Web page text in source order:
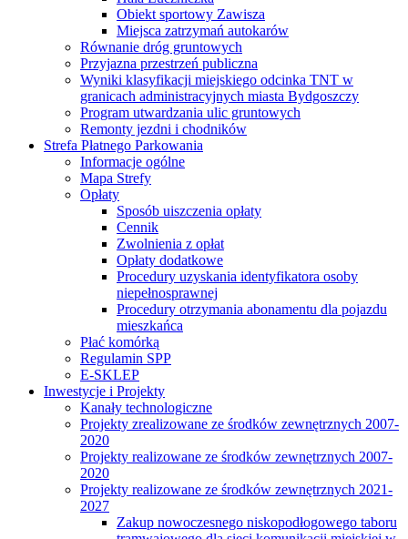
Obiekt sportowy Zawisza
Miejsca zatrzymań autokarów
Równanie dróg gruntowych
Przyjazna przestrzeń publiczna
Wyniki klasyfikacji miejskiego odcinka TNT w
granicach administracyjnych miasta Bydgoszczy
Program utwardzania ulic gruntowych
Remonty jezdni i chodników
Strefa Płatnego Parkowania
Informacje ogólne
Mapa Strefy
Opłaty
Sposób uiszczenia opłaty
Cennik
Zwolnienia z opłat
Opłaty dodatkowe
Procedury uzyskania identyfikatora osoby
niepełnosprawnej
Procedury otrzymania abonamentu dla pojazdu
mieszkańca
Płać komórką
Regulamin SPP
E-SKLEP
Inwestycje i Projekty
Kanały technologiczne
Projekty zrealizowane ze środków zewnętrznych 2007-
2020
Projekty realizowane ze środków zewnętrznych 2007-
2020
Projekty realizowane ze środków zewnętrznych 2021-
2027
Zakup nowoczesnego niskopodłogowego taboru